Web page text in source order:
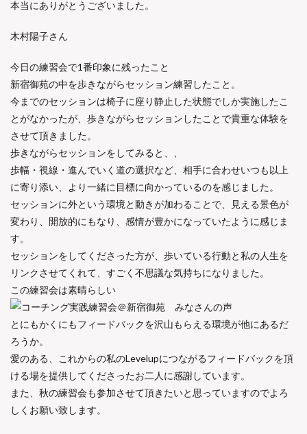
本当にありがとうございました。
木村陽子さん
今日の練習会で1番印象に残ったこと
新宿御苑の中を歩きながらセッション練習したこと。
今までのセッションは椅子に座り静止した状態でしか実施したこ
とがなかったが、歩きながらセッションしたことで貴重な体験を
させて頂きました。
歩きながらセッションをしてみると、、
歩幅・視線・進んでいく道の選択など、相手に合わせいつも以上
に寄り添い、より一緒に目標に向かっているのを感じました。
セッションに外という環境と動きが加わることで、見える景色が
変わり、開放的にもなり、感情が豊かになっていたように感じま
す。
セッションをしてくださった方が、歩いている行動と私の人生を
リンクさせてくれて、すごく不思議な気持ちになりました。
この練習会は素晴らしい
とにもかくにもフィードバックを沢山もらえる環境が他にあるだ
ろうか。
愛のある、これからの私のLevelupにつながるフィードバックを頂
ける場を提供してくださったお二人に感謝しています。
また、秋の練習会も参加させて頂きたいと思っていますのでよろ
しくお願い致します。